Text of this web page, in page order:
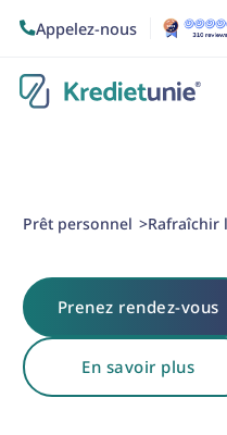
Appelez-nous
Prêt personnel >Rafraîchir
Prenez rendez-vous
En savoir plus